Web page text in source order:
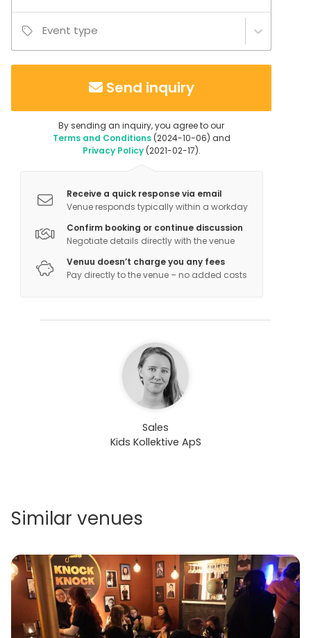
Event type
Send inquiry
By sending an inquiry, you agree to our
Terms and Conditions(2024-10-06) and
Privacy Policy(2021-02-17).
Receive a quick response via email
Venue responds typically within a workday
Confirm booking or continue discussion
Negotiate details directly with the venue
Venuu doesn’t charge you any fees
Pay directly to the venue – no added costs
Sales
Kids Kollektive ApS
Similar venues